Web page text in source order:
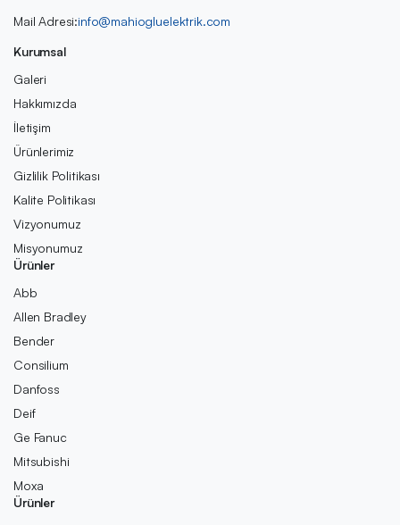
Mail Adresi:info@mahiogluelektrik.com
Kurumsal
Galeri
Hakkımızda
İletişim
Ürünlerimiz
Gizlilik Politikası
Kalite Politikası
Vizyonumuz
Misyonumuz
Ürünler
Abb
Allen Bradley
Bender
Consilium
Danfoss
Deif
Ge Fanuc
Mitsubishi
Moxa
Ürünler